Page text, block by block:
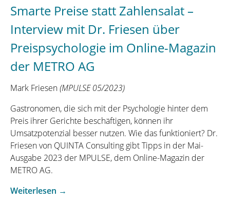
der
Branche,
Herr
Friesen?“
Interview
in
der
Parken
aktuell“
Smarte Preise statt Zahlensalat –
Interview mit Dr. Friesen über
Preispsychologie im Online-Magazin
der METRO AG
Mark Friesen(MPULSE 05/2023)
Gastronomen, die sich mit der Psychologie hinter dem
Preis ihrer Gerichte beschäftigen, können ihr
Umsatzpotenzial besser nutzen. Wie das funktioniert? Dr.
Friesen von QUINTA Consulting gibt Tipps in der Mai-
Ausgabe 2023 der MPULSE, dem Online-Magazin der
METRO AG.
Weiterlesen „Smarte
→